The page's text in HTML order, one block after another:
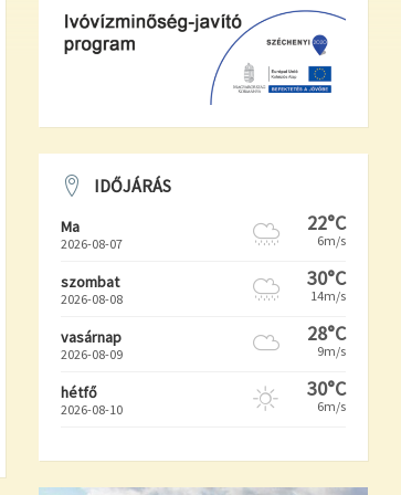
IDŐJÁRÁS
Ma
2026-08-07
22°C
6m/s
szombat
2026-08-08
30°C
14m/s
vasárnap
2026-08-09
28°C
9m/s
hétfő
2026-08-10
30°C
6m/s